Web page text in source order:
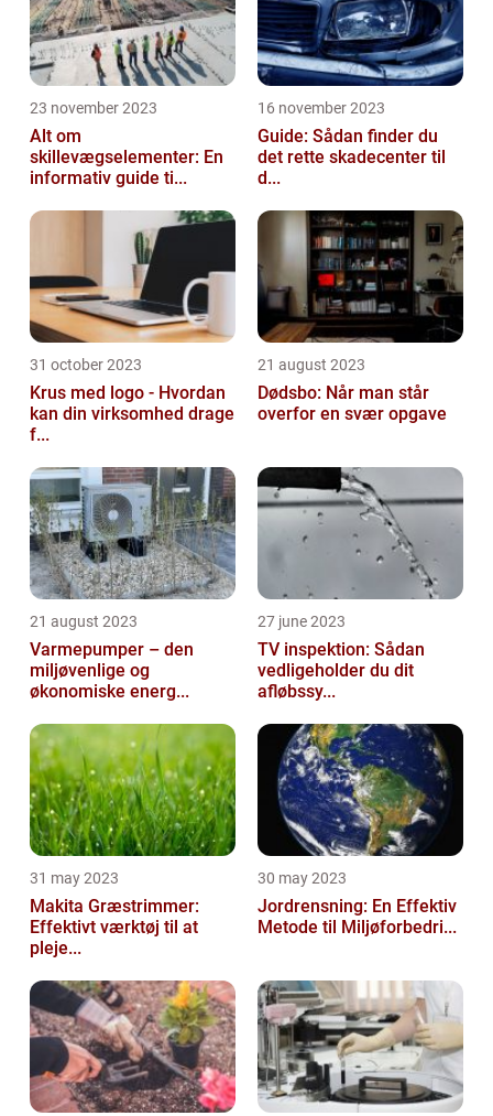
23 november 2023
Alt om
skillevægselementer: En
informativ guide ti...
16 november 2023
Guide: Sådan finder du
det rette skadecenter til
d...
31 october 2023
Krus med logo - Hvordan
kan din virksomhed drage
f...
21 august 2023
Dødsbo: Når man står
overfor en svær opgave
21 august 2023
Varmepumper – den
miljøvenlige og
økonomiske energ...
27 june 2023
TV inspektion: Sådan
vedligeholder du dit
afløbssy...
31 may 2023
Makita Græstrimmer:
Effektivt værktøj til at
pleje...
30 may 2023
Jordrensning: En Effektiv
Metode til Miljøforbedri...